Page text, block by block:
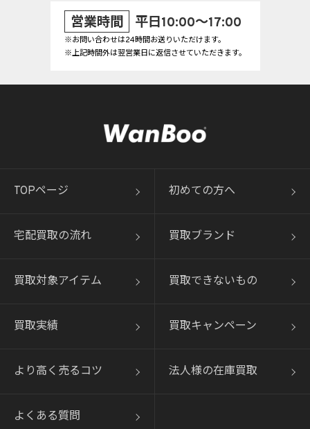
営業時間 平日10:00～17:00
※お問い合わせは24時間お送りいただけます。
※上記時間外は翌営業日に返信させていただきます。
TOPページ 初めての方へ
宅配買取の流れ 買取ブランド
買取対象アイテム 買取できないもの
買取実績 買取キャンペーン
より高く売るコツ 法人様の在庫買取
よくある質問